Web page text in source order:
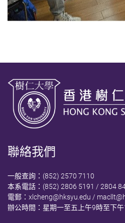
聯絡我們
一般查詢：(852) 2570 7110
本系電話：(852) 2806 5191 / 2804
電郵： xlcheng@hksyu.edu /
辦公時間：星期一至五上午9時至下